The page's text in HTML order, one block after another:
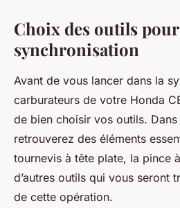
Choix des outils
synchronisation
Avant de vous lancer dans la
carburateurs de votre Honda
de bien choisir vos outils.
retrouverez des éléments
tournevis à tête plate, la pince
d’autres outils qui vous seront
de cette opération.